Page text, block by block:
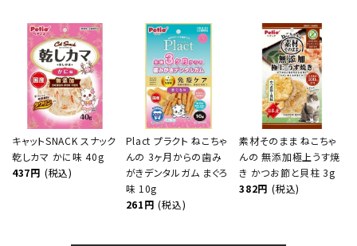
キャットSNACK スナック
乾しカマ かに味 40g
437円 (税込)
Plact プラクト ねこちゃ
んの 3ヶ月からの歯み
がきデンタルガム まぐろ
味 10g
261円 (税込)
素材そのまま ねこちゃ
んの 無添加極上うす焼
き かつお節と貝柱 3g
382円 (税込)